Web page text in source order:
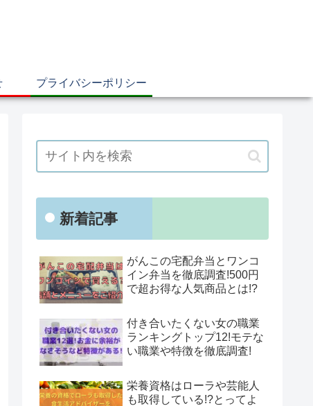
プライバシーポリシー
新着記事
がんこの宅配弁当とワンコ
イン弁当を徹底調査!500円
で超お得な人気商品とは!?
付き合いたくない女の職業
ランキングトップ12!モテな
い職業や特徴を徹底調査!
栄養資格はローラや芸能人
も取得している!?とってよ